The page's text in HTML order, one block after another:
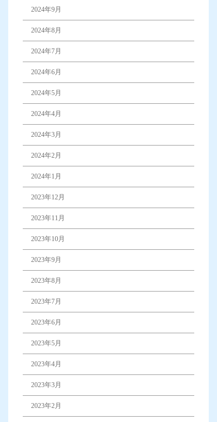
2024年9月
2024年8月
2024年7月
2024年6月
2024年5月
2024年4月
2024年3月
2024年2月
2024年1月
2023年12月
2023年11月
2023年10月
2023年9月
2023年8月
2023年7月
2023年6月
2023年5月
2023年4月
2023年3月
2023年2月